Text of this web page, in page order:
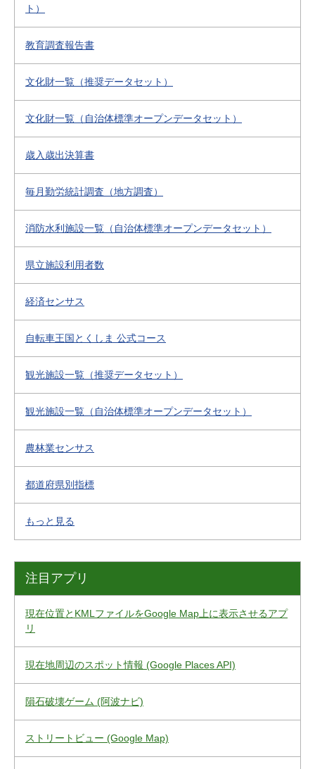
ト）
教育調査報告書
文化財一覧（推奨データセット）
文化財一覧（自治体標準オープンデータセット）
歳入歳出決算書
毎月勤労統計調査（地方調査）
消防水利施設一覧（自治体標準オープンデータセット）
県立施設利用者数
経済センサス
自転車王国とくしま 公式コース
観光施設一覧（推奨データセット）
観光施設一覧（自治体標準オープンデータセット）
農林業センサス
都道府県別指標
もっと見る
注目アプリ
現在位置とKMLファイルをGoogle Map上に表示させるアプ
リ
現在地周辺のスポット情報 (Google Places API)
隕石破壊ゲーム (阿波ナビ)
ストリートビュー (Google Map)